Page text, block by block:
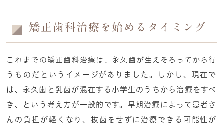
矯正歯科治療を始めるタイミング
これまでの矯正歯科治療は、永久歯が生えそろってから行
うものだというイメージがありました。しかし、現在で
は、永久歯と乳歯が混在する小学生のうちから治療をすべ
き、という考え方が一般的です。早期治療によって患者さ
んの負担が軽くなり、抜歯をせずに治療できる可能性が